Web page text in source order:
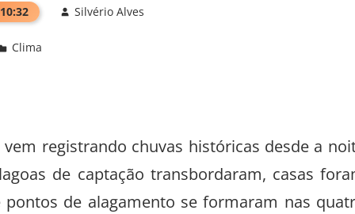
Silvério Alves
Clima
registrando chuvas históricas desde a
de captação transbordaram, casas
de alagamento se formaram nas